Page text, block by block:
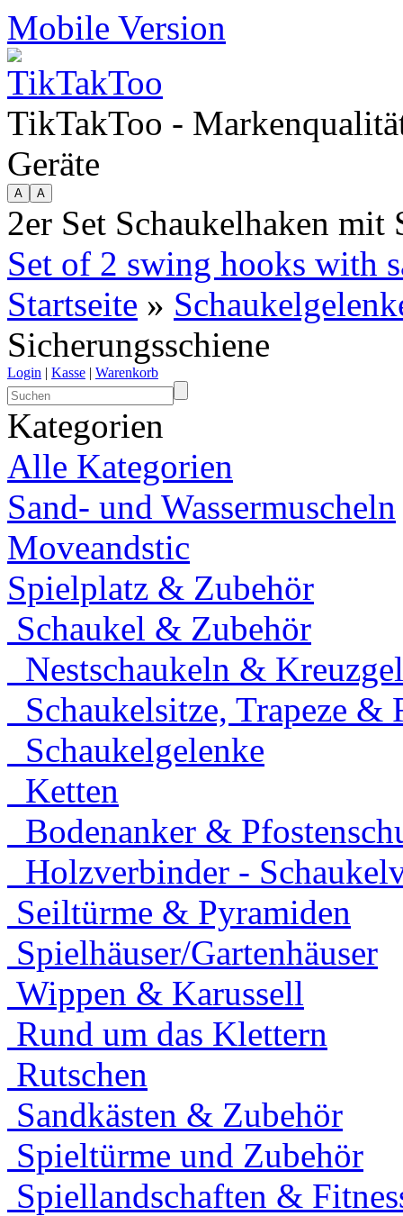
Mobile Version
TikTakToo -
Geräte
2er Set Schaukelhaken mit
Set of 2 swing hooks with
Startseite »
Sicherungsschiene
Login | Kasse | Warenkorb
Kategorien
Alle Kategorien
Sand- und Wassermuscheln
Moveandstic
Spielplatz & Zubehör
Schaukel & Zubehör
Nestschaukeln &
Schaukelsitze, Trapeze &
Schaukelgelenke
Ketten
Bodenanker &
Holzverbinder -
Seiltürme & Pyramiden
Spielhäuser/Gartenhäuser
Wippen & Karussell
Rund um das Klettern
Rutschen
Sandkästen & Zubehör
Spieltürme und Zubehör
Spiellandschaften &